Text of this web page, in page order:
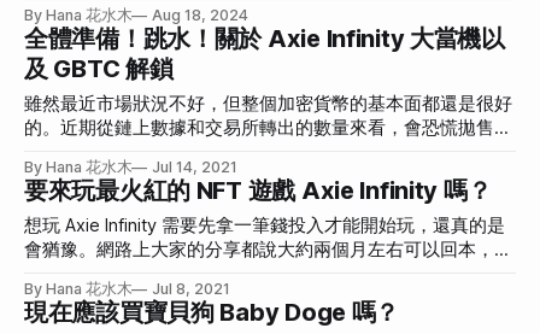
By Hana 花水木 Aug 18, 2024
全體準備！跳水！關於 Axie Infinity 大當機以
及 GBTC 解鎖
雖然最近市場狀況不好，但整個加密貨幣的基本面都還是很好
的。近期從鏈上數據和交易所轉出的數量來看，會恐慌拋售的
像 Axie Infinity 一樣，那就還是有希望的。
By Hana 花水木 Jul 14, 2021
要來玩最火紅的 NFT 遊戲 Axie Infinity 嗎？
想玩 Axie Infinity 需要先拿一筆錢投入才能開始玩，還真的是
會猶豫。網路上大家的分享都說大約兩個月左右可以回本，包
因為市場變動很快，其實真的投入這個遊戲還是有風險的...
By Hana 花水木 Jul 8, 2021
現在應該買寶貝狗 Baby Doge 嗎？